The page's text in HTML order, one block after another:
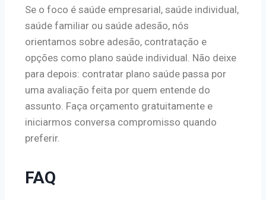
Se o foco é saúde empresarial, saúde individual,
saúde familiar ou saúde adesão, nós
orientamos sobre adesão, contratação e
opções como plano saúde individual. Não deixe
para depois: contratar plano saúde passa por
uma avaliação feita por quem entende do
assunto. Faça orçamento gratuitamente e
iniciarmos conversa compromisso quando
preferir.
FAQ